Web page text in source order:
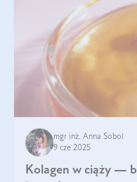
mgr inż. Anna Sobol
9 cze 2025
Kolagen w ciąży —